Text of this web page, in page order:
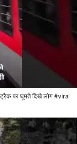
ट्रैक पर घूमते दिखे लोग #viral